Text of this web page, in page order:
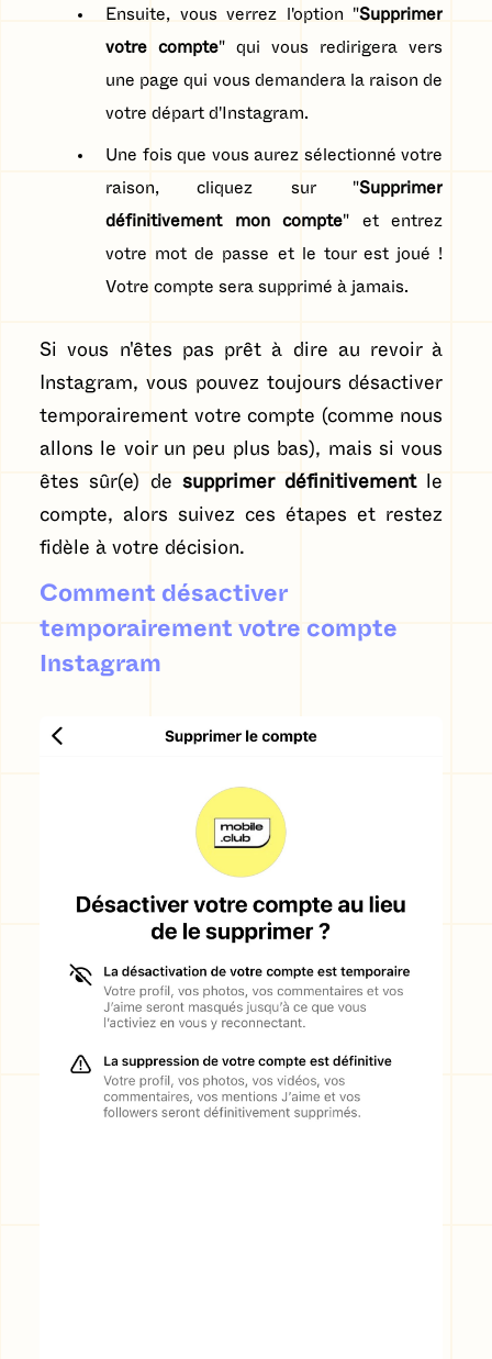
Ensuite, vous verrez l'option "Supprimer
votre compte" qui vous redirigera vers
une page qui vous demandera la raison de
votre départ d'Instagram.
Une fois que vous aurez sélectionné votre
raison, cliquez sur "Supprimer
définitivement mon compte" et entrez
votre mot de passe et le tour est joué !
Votre compte sera supprimé à jamais.
Si vous n'êtes pas prêt à dire au revoir à
Instagram, vous pouvez toujours désactiver
temporairement votre compte (comme nous
allons le voir un peu plus bas), mais si vous
êtes sûr(e) desupprimer définitivementle
compte, alors suivez ces étapes et restez
fidèle à votre décision.
Comment désactiver
temporairement votre compte
Instagram